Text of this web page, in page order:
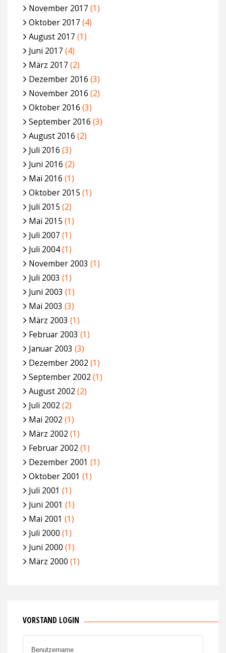
November 2017 (1)
Oktober 2017 (4)
August 2017 (1)
Juni 2017 (4)
März 2017 (2)
Dezember 2016 (3)
November 2016 (2)
Oktober 2016 (3)
September 2016 (3)
August 2016 (2)
Juli 2016 (3)
Juni 2016 (2)
Mai 2016 (1)
Oktober 2015 (1)
Juli 2015 (2)
Mai 2015 (1)
Juli 2007 (1)
Juli 2004(1)
November 2003 (1)
Juli 2003 (1)
Juni 2003 (1)
Mai 2003 (3)
März 2003 (1)
Februar 2003 (1)
Januar 2003 (3)
Dezember 2002 (1)
September 2002 (1)
August 2002 (2)
Juli 2002 (2)
Mai 2002 (1)
März 2002 (1)
Februar 2002 (1)
Dezember 2001 (1)
Oktober 2001 (1)
Juli 2001 (1)
Juni 2001 (1)
Mai 2001 (1)
Juli 2000 (1)
Juni 2000 (1)
März 2000 (1)
VORSTAND LOGIN
Benutzername